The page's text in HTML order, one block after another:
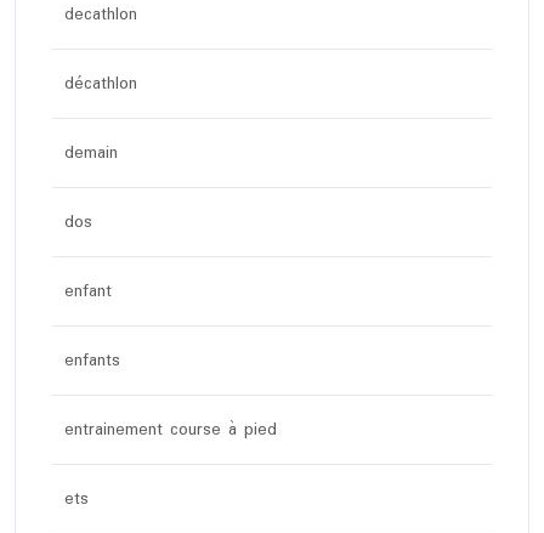
decathlon
décathlon
demain
dos
enfant
enfants
entrainement course à pied
ets